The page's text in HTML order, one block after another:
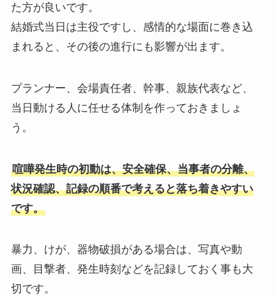
た方が良いです。
結婚式当日は主役ですし、感情的な場面に巻き込
まれると、その後の進行にも影響が出ます。
プランナー、会場責任者、幹事、親族代表など、
当日動ける人に任せる体制を作っておきましょ
う。
喧嘩発生時の初動は、安全確保、当事者の分離、
状況確認、記録の順番で考えると落ち着きやすい
です。
暴力、けが、器物破損がある場合は、写真や動
画、目撃者、発生時刻などを記録しておく事も大
切です。